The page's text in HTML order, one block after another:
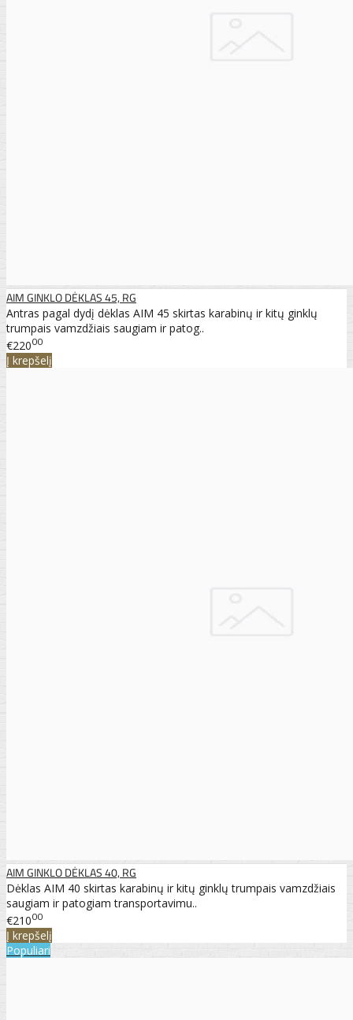
AIM GINKLO DĖKLAS 45, RG
Antras pagal dydį dėklas AIM 45 skirtas karabinų ir kitų ginklų
trumpais vamzdžiais saugiam ir patog..
€22000
Į krepšelį
AIM GINKLO DĖKLAS 40, RG
Dėklas AIM 40 skirtas karabinų ir kitų ginklų trumpais vamzdžiais
saugiam ir patogiam transportavimu..
€21000
Į krepšelį
Populiari